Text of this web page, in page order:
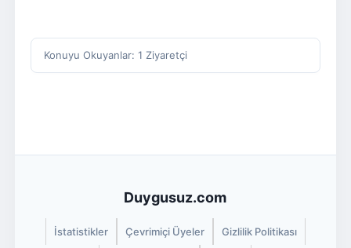
Konuyu Okuyanlar: 1 Ziyaretçi
Duygusuz.com
İstatistikler Çevrimiçi Üyeler Gizlilik Politikası